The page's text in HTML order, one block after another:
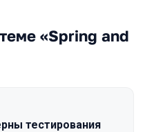
«Spring and
тестирования